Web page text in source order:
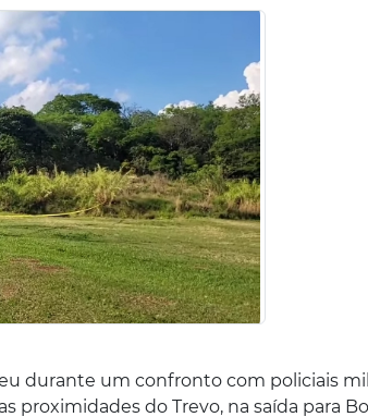
durante um confronto com policiais
proximidades do Trevo, na saída para